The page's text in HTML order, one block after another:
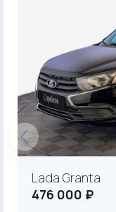
Lada Granta
476 000 ₽